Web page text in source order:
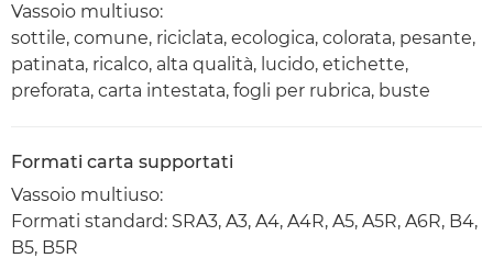
Vassoio multiuso:
sottile, comune, riciclata, ecologica, colorata, pesante,
patinata, ricalco, alta qualità, lucido, etichette,
preforata, carta intestata, fogli per rubrica, buste
Formati carta supportati
Vassoio multiuso:
Formati standard: SRA3, A3, A4, A4R, A5, A5R, A6R, B4,
B5, B5R